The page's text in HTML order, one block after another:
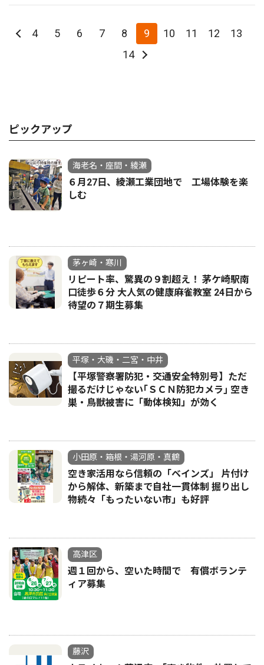
4 5 6 7 8 9 10 11 12
13
14
ピックアップ
海老名・座間・綾瀬
６月27日、綾瀬工業団地で 工場体験を楽
しむ
茅ヶ崎・寒川
リピート率、驚異の９割超え！ 茅ケ崎駅南
口徒歩６分 大人気の健康麻雀教室 24日から
待望の７期生募集
平塚・大磯・二宮・中井
【平塚警察署防犯・交通安全特別号】ただ
撮るだけじゃない｢ＳＣＮ防犯カメラ｣ 空き
巣・鳥獣被害に「動体検知」が効く
小田原・箱根・湯河原・真鶴
空き家活用なら信頼の「ベインズ」 片付け
から解体、新築まで自社一貫体制 掘り出し
物続々「もったいない市」も好評
高津区
週１回から、空いた時間で 有償ボランテ
ィア募集
藤沢